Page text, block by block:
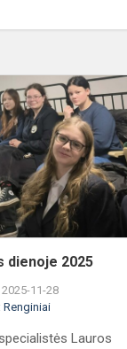
dienoje 2025
11-28
Renginiai
Lauros